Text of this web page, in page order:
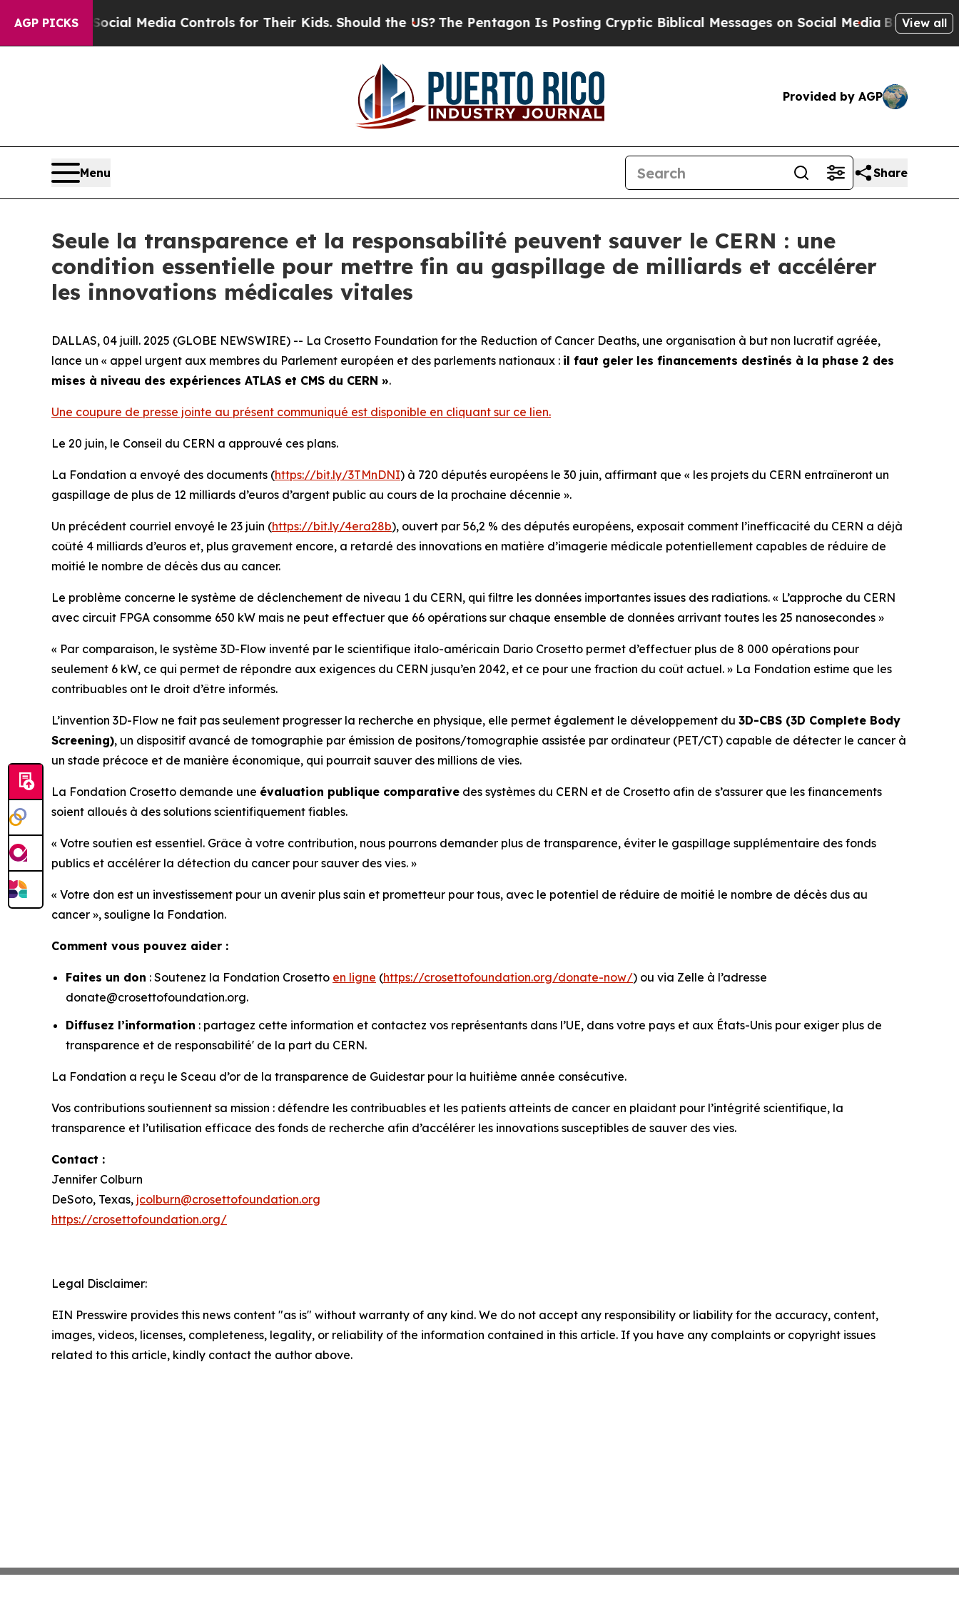
AGP PICKSSocial Media Controls for Their Kids. Should the US?The Pentagon Is Posting Cryptic Biblical Messages on Social MediaBig Food vs.View all
Provided by AGP
Menu Share
Seule la transparence et la responsabilité peuvent sauver le CERN : une
condition essentielle pour mettre fin au gaspillage de milliards et accélérer
les innovations médicales vitales
DALLAS, 04 juill. 2025 (GLOBE NEWSWIRE) -- La Crosetto Foundation for the Reduction of Cancer Deaths, une organisation à but non lucratif agréée,
lance un « appel urgent aux membres du Parlement européen et des parlements nationaux : il faut geler les financements destinés à la phase 2 des
mises à niveau des expériences ATLAS et CMS du CERN ».
Une coupure de presse jointe au présent communiqué est disponible en cliquant sur ce lien.
Le 20 juin, le Conseil du CERN a approuvé ces plans.
La Fondation a envoyé des documents (https://bit.ly/3TMnDNI) à 720 députés européens le 30 juin, affirmant que « les projets du CERN entraîneront un
gaspillage de plus de 12 milliards d’euros d’argent public au cours de la prochaine décennie ».
Un précédent courriel envoyé le 23 juin (https://bit.ly/4era28b), ouvert par 56,2 % des députés européens, exposait comment l’inefficacité du CERN a déjà
coûté 4 milliards d’euros et, plus gravement encore, a retardé des innovations en matière d’imagerie médicale potentiellement capables de réduire de
moitié le nombre de décès dus au cancer.
Le problème concerne le système de déclenchement de niveau 1 du CERN, qui filtre les données importantes issues des radiations. « L’approche du CERN
avec circuit FPGA consomme 650 kW mais ne peut effectuer que 66 opérations sur chaque ensemble de données arrivant toutes les 25 nanosecondes »
« Par comparaison, le système 3D-Flow inventé par le scientifique italo-américain Dario Crosetto permet d’effectuer plus de 8 000 opérations pour
seulement 6 kW, ce qui permet de répondre aux exigences du CERN jusqu’en 2042, et ce pour une fraction du coût actuel. » La Fondation estime que les
contribuables ont le droit d’être informés.
L’invention 3D-Flow ne fait pas seulement progresser la recherche en physique, elle permet également le développement du 3D-CBS (3D Complete Body
Screening), un dispositif avancé de tomographie par émission de positons/tomographie assistée par ordinateur (PET/CT) capable de détecter le cancer à
un stade précoce et de manière économique, qui pourrait sauver des millions de vies.
La Fondation Crosetto demande une évaluation publique comparative des systèmes du CERN et de Crosetto afin de s’assurer que les financements
soient alloués à des solutions scientifiquement fiables.
« Votre soutien est essentiel. Grâce à votre contribution, nous pourrons demander plus de transparence, éviter le gaspillage supplémentaire des fonds
publics et accélérer la détection du cancer pour sauver des vies. »
« Votre don est un investissement pour un avenir plus sain et prometteur pour tous, avec le potentiel de réduire de moitié le nombre de décès dus au
cancer », souligne la Fondation.
Comment vous pouvez aider :
Faites un don : Soutenez la Fondation Crosetto en ligne (https://crosettofoundation.org/donate-now/) ou via Zelle à l’adresse
donate@crosettofoundation.org.
Diffusez l’information : partagez cette information et contactez vos représentants dans l’UE, dans votre pays et aux États-Unis pour exiger plus de
transparence et de responsabilité' de la part du CERN.
La Fondation a reçu le Sceau d’or de la transparence de Guidestar pour la huitième année consécutive.
Vos contributions soutiennent sa mission : défendre les contribuables et les patients atteints de cancer en plaidant pour l’intégrité scientifique, la
transparence et l’utilisation efficace des fonds de recherche afin d’accélérer les innovations susceptibles de sauver des vies.
Contact :
Jennifer Colburn
DeSoto, Texas, jcolburn@crosettofoundation.org
https://crosettofoundation.org/
Legal Disclaimer:
EIN Presswire provides this news content "as is" without warranty of any kind. We do not accept any responsibility or liability for the accuracy, content,
images, videos, licenses, completeness, legality, or reliability of the information contained in this article. If you have any complaints or copyright issues
related to this article, kindly contact the author above.